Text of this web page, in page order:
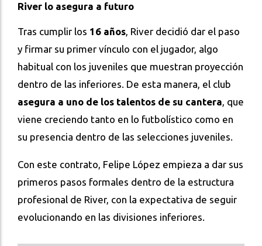
River lo asegura a futuro
Tras cumplir los 16 años, River decidió dar el paso
y firmar su primer vínculo con el jugador, algo
habitual con los juveniles que muestran proyección
dentro de las inferiores. De esta manera, el club
asegura a uno de los talentos de su cantera, que
viene creciendo tanto en lo futbolístico como en
su presencia dentro de las selecciones juveniles.
Con este contrato, Felipe López empieza a dar sus
primeros pasos formales dentro de la estructura
profesional de River, con la expectativa de seguir
evolucionando en las divisiones inferiores.